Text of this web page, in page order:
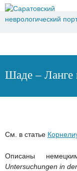
Шаде – Ланге
См. в статье
Описаны
Untersuchungen in